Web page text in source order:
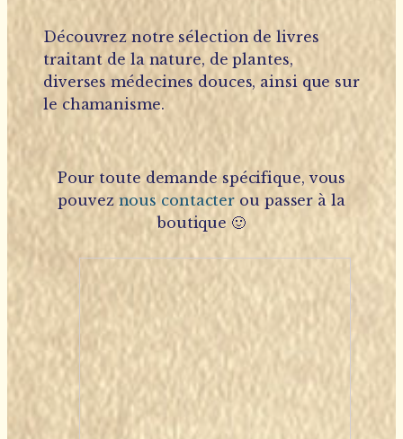
Découvrez notre sélection de livres
traitant de la nature, de plantes,
diverses médecines douces, ainsi que sur
le chamanisme.
Pour toute demande spécifique, vous
pouvez nous contacter ou passer à la
boutique 🙂